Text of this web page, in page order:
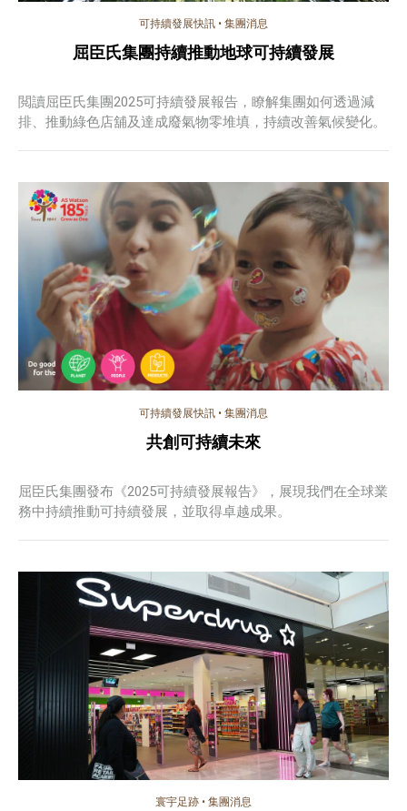
可持續發展快訊 • 集團消息
屈臣氏集團持續推動地球可持續發展
閲讀屈臣氏集團2025可持續發展報告，瞭解集團如何透過減
排、推動綠色店舖及達成廢氣物零堆填，持續改善氣候變化。
可持續發展快訊 • 集團消息
共創可持續未來
屈臣氏集團發布《2025可持續發展報告》，展現我們在全球業
務中持續推動可持續發展，並取得卓越成果。
寰宇足跡 • 集團消息